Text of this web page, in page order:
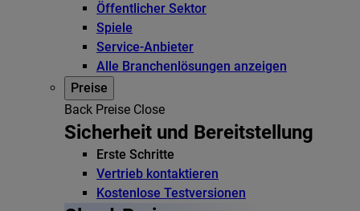
Öffentlicher Sektor
Spiele
Service-Anbieter
Alle Branchenlösungen anzeigen
Preise
Back Preise Close
Sicherheit und Bereitstellung
Erste Schritte
Vertrieb kontaktieren
Kostenlose Testversionen